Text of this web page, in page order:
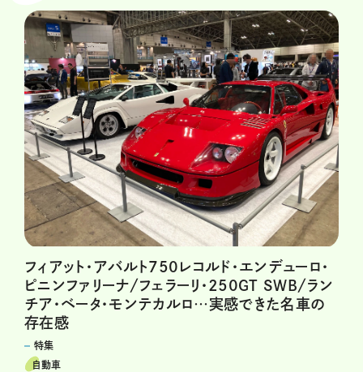
フィアット・アバルト750レコルド・エンデューロ・
ピニンファリーナ/フェラーリ・250GT SWB/ラン
チア・ベータ・モンテカルロ…実感できた名車の
存在感
特集
自動車